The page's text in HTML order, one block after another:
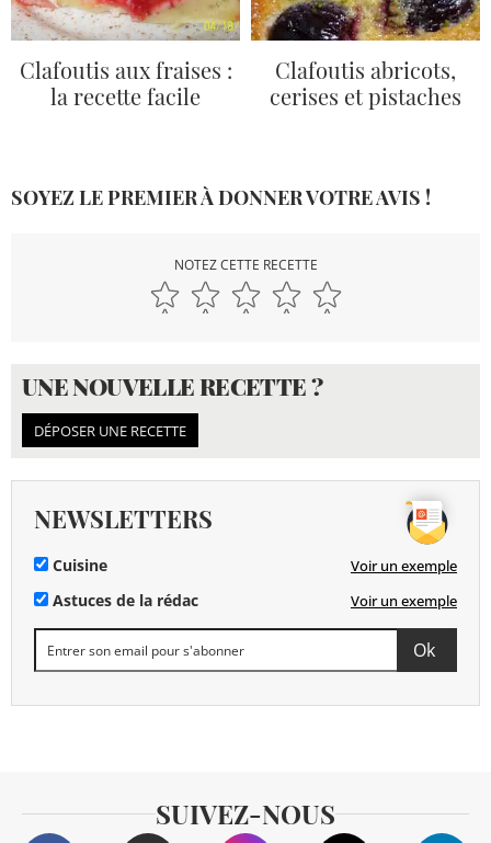
Clafoutis aux fraises :
la recette facile
Clafoutis abricots,
cerises et pistaches
SOYEZ LE PREMIER À DONNER VOTRE AVIS !
NOTEZ CETTE RECETTE
UNE NOUVELLE RECETTE ?
DÉPOSER UNE RECETTE
NEWSLETTERS
Cuisine Voir un exemple
Astuces de la rédac Voir un exemple
SUIVEZ-NOUS